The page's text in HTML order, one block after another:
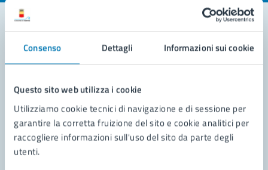
Consenso Dettagli Informazioni sui cookie
Questo sito web utilizza i cookie
Utilizziamo cookie tecnici di navigazione e di sessione per
garantire la corretta fruizione del sito e cookie analitici per
raccogliere informazioni sull'uso del sito da parte degli
utenti.
Contatta il comune
Richiedi assistenza
Prenota appuntamento
Problemi in città